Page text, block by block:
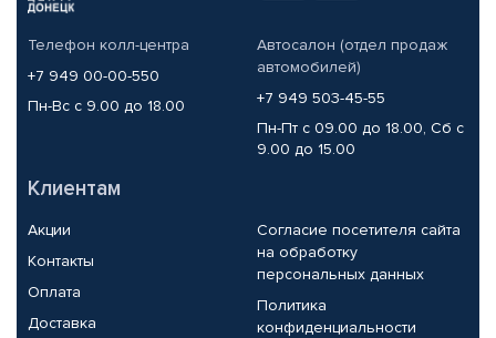
Телефон колл-центра
+7 949 00-00-550
Пн-Вс с 9.00 до 18.00
Автосалон (отдел продаж
автомобилей)
+7 949 503-45-55
Пн-Пт с 09.00 до 18.00, Сб с
9.00 до 15.00
Клиентам
Акции
Контакты
Оплата
Доставка
Согласие посетителя сайта
на обработку
персональных данных
Политика
конфиденциальности